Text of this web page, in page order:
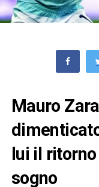
Mauro
lui il
sogno